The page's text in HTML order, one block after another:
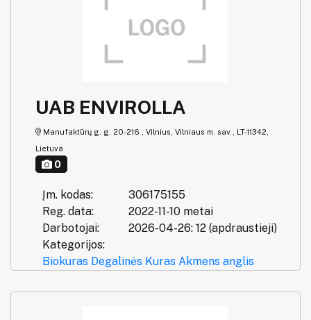
UAB ENVIROLLA
Manufaktūrų g. g. 20-216 , Vilnius, Vilniaus m. sav., LT-11342,
Lietuva
0
Įm. kodas:
306175155
Reg. data:
2022-11-10 metai
Darbotojai:
2026-04-26: 12 (apdraustieji)
Kategorijos:
Biokuras Degalinės Kuras Akmens anglis